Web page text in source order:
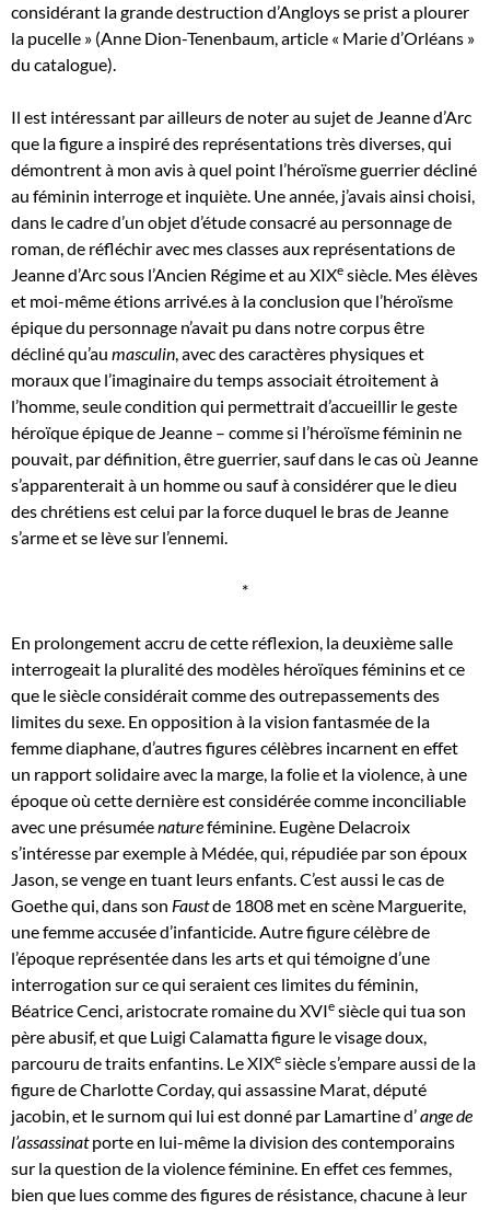
considérant la grande destruction d’Angloys se prist a plourer
la pucelle » (Anne Dion-Tenenbaum, article « Marie d’Orléans »
du catalogue).
Il est intéressant par ailleurs de noter au sujet de Jeanne d’Arc
que la figure a inspiré des représentations très diverses, qui
démontrent à mon avis à quel point l’héroïsme guerrier décliné
au féminin interroge et inquiète. Une année, j’avais ainsi choisi,
dans le cadre d’un objet d’étude consacré au personnage de
roman, de réfléchir avec mes classes aux représentations de
Jeanne d’Arc sous l’Ancien Régime et au XIXe siècle. Mes élèves
et moi-même étions arrivé.es à la conclusion que l’héroïsme
épique du personnage n’avait pu dans notre corpus être
décliné qu’au masculin, avec des caractères physiques et
moraux que l’imaginaire du temps associait étroitement à
l’homme, seule condition qui permettrait d’accueillir le geste
héroïque épique de Jeanne – comme si l’héroïsme féminin ne
pouvait, par définition, être guerrier, sauf dans le cas où Jeanne
s’apparenterait à un homme ou sauf à considérer que le dieu
des chrétiens est celui par la force duquel le bras de Jeanne
s’arme et se lève sur l’ennemi.
*
En prolongement accru de cette réflexion, la deuxième salle
interrogeait la pluralité des modèles héroïques féminins et ce
que le siècle considérait comme des outrepassements des
limites du sexe. En opposition à la vision fantasmée de la
femme diaphane, d’autres figures célèbres incarnent en effet
un rapport solidaire avec la marge, la folie et la violence, à une
époque où cette dernière est considérée comme inconciliable
avec une présuméenatureféminine. Eugène Delacroix
s’intéresse par exemple à Médée, qui, répudiée par son époux
Jason, se venge en tuant leurs enfants. C’est aussi le cas de
Goethe qui, dans son Faustde 1808 met en scène Marguerite,
une femme accusée d’infanticide. Autre figure célèbre de
l’époque représentée dans les arts et qui témoigne d’une
interrogation sur ce qui seraient ces limites du féminin,
Béatrice Cenci, aristocrate romaine du XVIe siècle qui tua son
père abusif, et que Luigi Calamatta figure le visage doux,
parcouru de traits enfantins. Le XIXe siècle s’empare aussi de la
figure de Charlotte Corday, qui assassine Marat, député
jacobin, et le surnom qui lui est donné par Lamartine d’ange de
l’assassinatporte en lui-même la division des contemporains
sur la question de la violence féminine. En effet ces femmes,
bien que lues comme des figures de résistance, chacune à leur